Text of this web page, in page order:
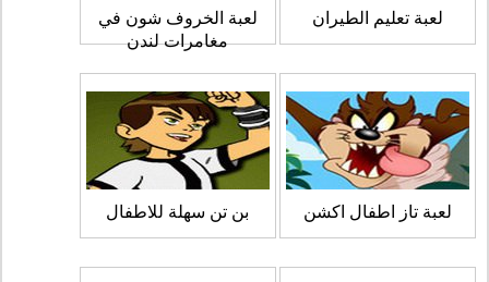
لعبة تعليم الطيران
لعبة الخروف شون في
مغامرات لندن
لعبة تاز اطفال اكشن بن تن سهلة للاطفال